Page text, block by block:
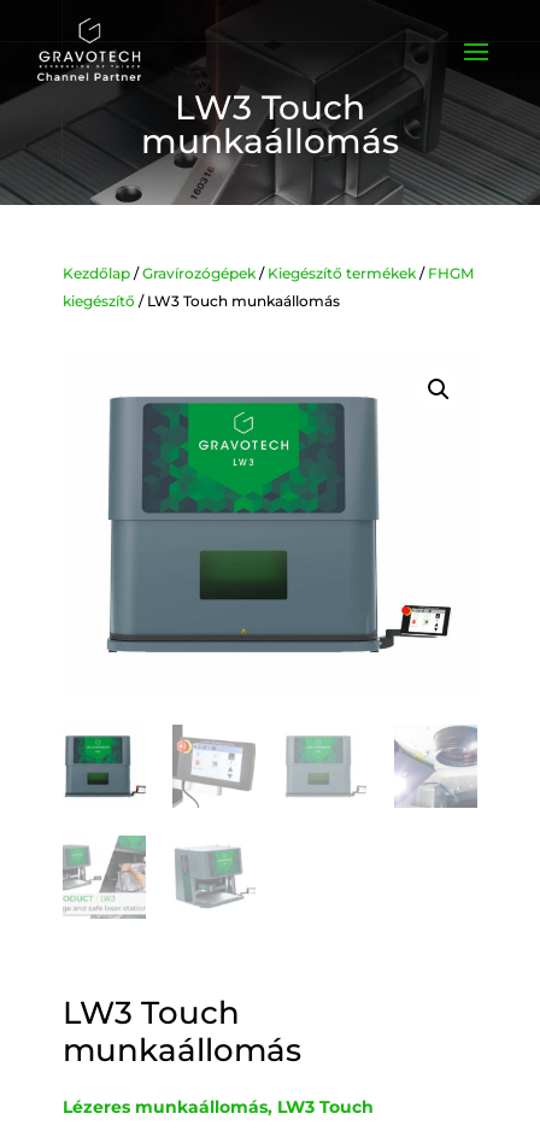
LW3 Touch
munkaállomás
Kezdőlap/Gravírozógépek/ Kiegészítő termékek/ FHGM
kiegészítő / LW3 Touch munkaállomás
LW3 Touch
munkaállomás
Lézeres munkaállomás, LW3 Touch